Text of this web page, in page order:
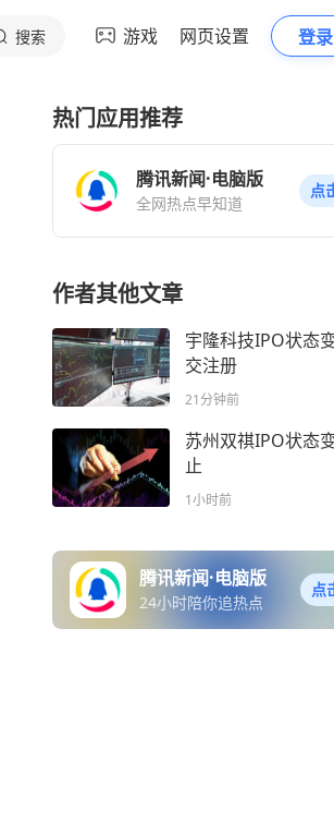
搜索 游戏 网页设置 登录
热门应用推荐
腾讯新闻·电脑版
全网热点早知道
点
作者其他文章
宇隆科技IPO状态
交注册
21分钟前
苏州双祺IPO状态
止
1小时前
腾讯新闻·电脑版
24小时陪你追热点
点